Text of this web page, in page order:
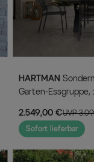
HARTMAN
Garten-
Alu/Glaskeramik, 6
220/280x100cm
2.549,00 €UVP
Sofort lieferbar